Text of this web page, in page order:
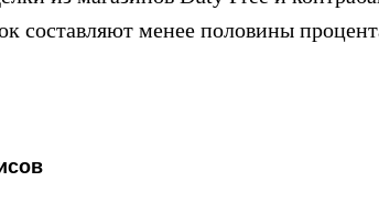
составляют менее половины